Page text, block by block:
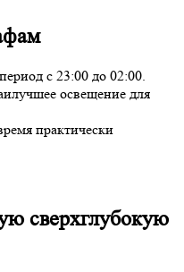
с 23:00 до 02:00.
освещение для
практически
сверхглубокую